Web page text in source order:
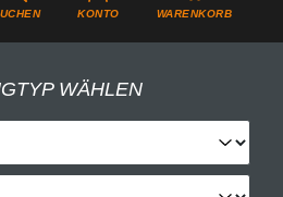
KONTO WARENKORB
WÄHLEN